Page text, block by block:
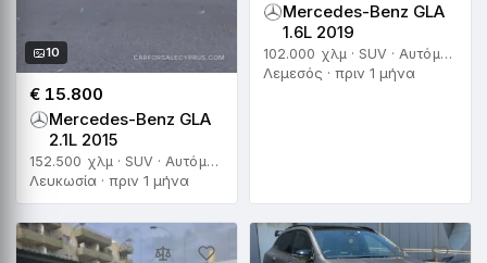
10
€ 15.800
Mercedes-Benz GLA
2.1L 2015
152.500 χλμ · SUV · Αυτόματο
Λευκωσία · πριν 1 μήνα
Mercedes-Benz GLA
1.6L 2019
102.000 χλμ · SUV · Αυτόματο
Λεμεσός · πριν 1 μήνα